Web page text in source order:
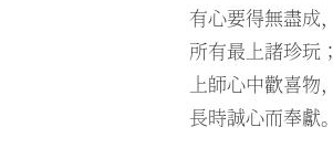
有心要得無盡成，
所有最上諸珍玩；
上師心中歡喜物，
長時誠心而奉獻。